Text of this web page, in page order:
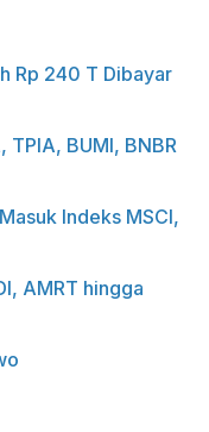
Rp 240 T Dibayar
TPIA, BUMI, BNBR
Indeks MSCI,
AMRT hingga